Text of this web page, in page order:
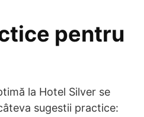
pentru
la Hotel Silver se
sugestii practice: